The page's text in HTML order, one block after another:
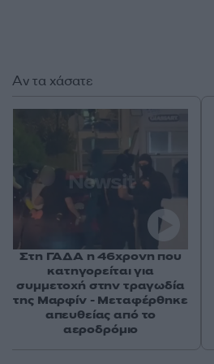
Αν τα χάσατε
Στη ΓΑΔΑ η 46χρονη που
κατηγορείται για
συμμετοχή στην τραγωδία
της Μαρφίν - Μεταφέρθηκε
απευθείας από το
αεροδρόμιο